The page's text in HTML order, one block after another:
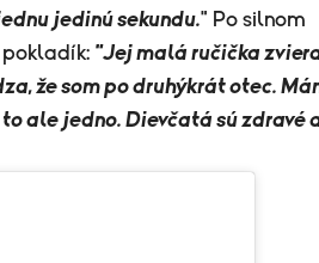
jedinú sekundu." Po silnom
pokladík: "Jej malá ručička
že som po druhýkrát otec.
ale jedno. Dievčatá sú zdravé